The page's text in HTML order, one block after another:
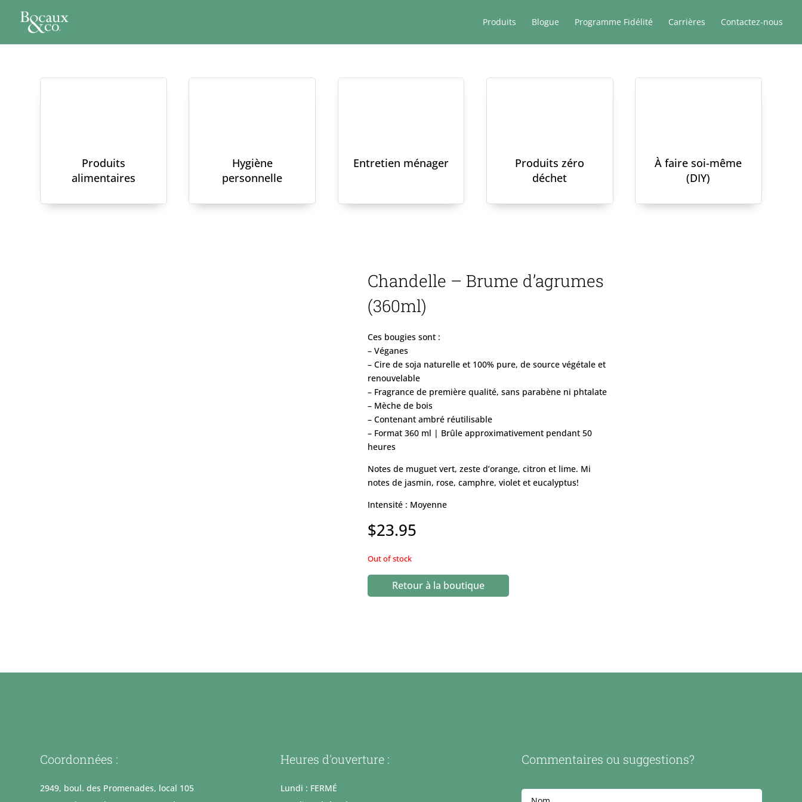
Produits Blogue Programme Fidélité Carrières Contactez-nous
Produits
alimentaires
Hygiène
personnelle
Entretien ménager
Produits zéro
déchet
À faire soi-même
(DIY)
Chandelle – Brume d’agrumes
(360ml)
Ces bougies sont :
– Véganes
– Cire de soja naturelle et 100% pure, de source végétale et
renouvelable
– Fragrance de première qualité, sans parabène ni phtalate
– Mèche de bois
– Contenant ambré réutilisable
– Format 360 ml | Brûle approximativement pendant 50
heures
Notes de muguet vert, zeste d’orange, citron et lime. Mi
notes de jasmin, rose, camphre, violet et eucalyptus!
Intensité : Moyenne
$23.95
Out of stock
Retour à la boutique
Coordonnées :
2949, boul. des Promenades, local 105
Heures d'ouverture :
Lundi : FERMÉ
Commentaires ou suggestions?